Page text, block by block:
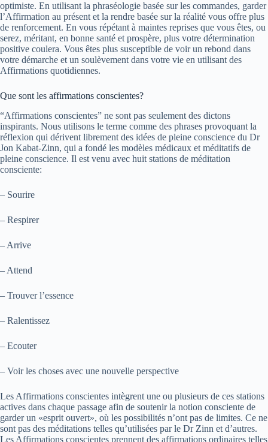
optimiste. En utilisant la phraséologie basée sur les commandes, garder
l’Affirmation au présent et la rendre basée sur la réalité vous offre plus
de renforcement. En vous répétant à maintes reprises que vous êtes, ou
serez, méritant, en bonne santé et prospère, plus votre détermination
positive coulera. Vous êtes plus susceptible de voir un rebond dans
votre démarche et un soulèvement dans votre vie en utilisant des
Affirmations quotidiennes.
Que sont les affirmations conscientes?
“Affirmations conscientes” ne sont pas seulement des dictons
inspirants. Nous utilisons le terme comme des phrases provoquant la
réflexion qui dérivent librement des idées de pleine conscience du Dr
Jon Kabat-Zinn, qui a fondé les modèles médicaux et méditatifs de
pleine conscience. Il est venu avec huit stations de méditation
consciente:
– Sourire
– Respirer
– Arrive
– Attend
– Trouver l’essence
– Ralentissez
– Ecouter
– Voir les choses avec une nouvelle perspective
Les Affirmations conscientes intègrent une ou plusieurs de ces stations
actives dans chaque passage afin de soutenir la notion consciente de
garder un «esprit ouvert», où les possibilités n’ont pas de limites. Ce ne
sont pas des méditations telles qu’utilisées par le Dr Zinn et d’autres.
Les Affirmations conscientes prennent des affirmations ordinaires telles